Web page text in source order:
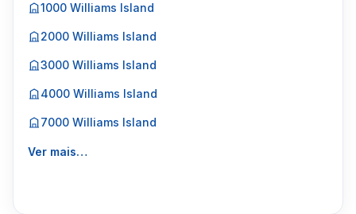
1000 Williams Island
2000 Williams Island
3000 Williams Island
4000 Williams Island
7000 Williams Island
Ver mais…